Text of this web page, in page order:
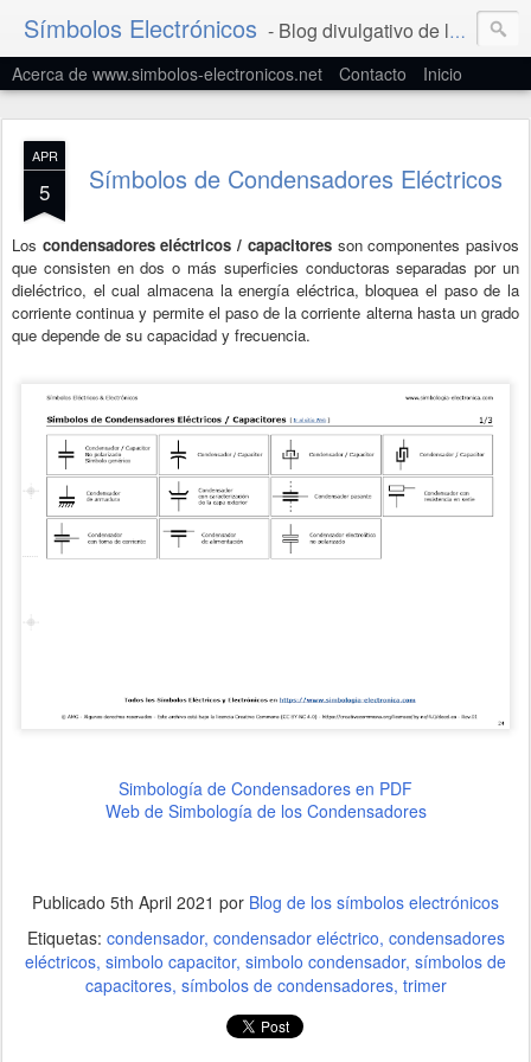
Símbolos Electrónicos - Blog divulgativo de la Simbología Eléctrica y Electrónica
Acerca de www.simbolos-electronicos.net Contacto Inicio
APR
5 Símbolos de Condensadores Eléctricos
Los condensadores eléctricos / capacitoresson componentes pasivos
que consisten en dos o más superficies conductoras separadas por un
dieléctrico, el cual almacena la energía eléctrica, bloquea el paso de la
corriente continua y permite el paso de la corriente alterna hasta un grado
que depende de su capacidad y frecuencia.
Simbología de Condensadores en PDF
Web de Simbología de los Condensadores
Publicado 5th April 2021 por Blog de los símbolos electrónicos
Etiquetas: condensador condensador eléctrico condensadores
eléctricos simbolo capacitor simbolo condensador símbolos de
capacitores símbolos de condensadores trimer